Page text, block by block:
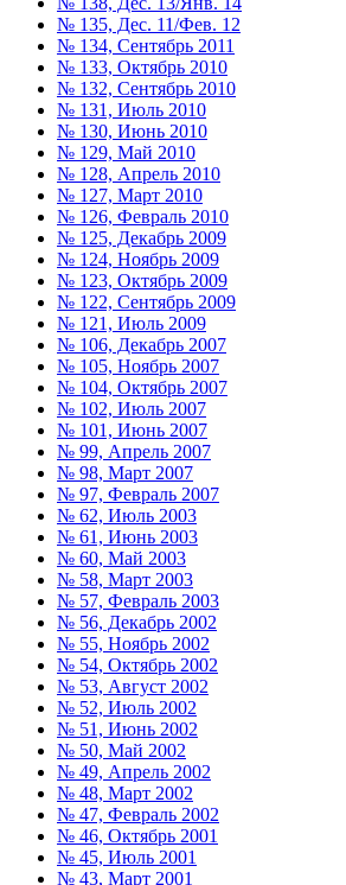
№ 135, Дес. 11/Фев. 12
№ 134, Сентябрь 2011
№ 133, Октябрь 2010
№ 132, Сентябрь 2010
№ 131, Июль 2010
№ 130, Июнь 2010
№ 129, Май 2010
№ 128, Апрель 2010
№ 127, Март 2010
№ 126, Февраль 2010
№ 125, Декабрь 2009
№ 124, Ноябрь 2009
№ 123, Октябрь 2009
№ 122, Сентябрь 2009
№ 121, Июль 2009
№ 106, Декабрь 2007
№ 105, Ноябрь 2007
№ 104, Октябрь 2007
№ 102, Июль 2007
№ 101, Июнь 2007
№ 99, Апрель 2007
№ 98, Март 2007
№ 97, Февраль 2007
№ 62, Июль 2003
№ 61, Июнь 2003
№ 60, Май 2003
№ 58, Март 2003
№ 57, Февраль 2003
№ 56, Декабрь 2002
№ 55, Ноябрь 2002
№ 54, Октябрь 2002
№ 53, Август 2002
№ 52, Июль 2002
№ 51, Июнь 2002
№ 50, Май 2002
№ 49, Апрель 2002
№ 48, Март 2002
№ 47, Февраль 2002
№ 46, Октябрь 2001
№ 45, Июль 2001
№ 43, Март 2001